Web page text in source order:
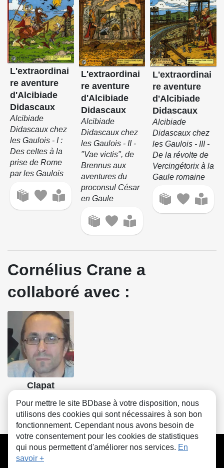
L'extraordinai
re aventure
d'Alcibiade
Didascaux
Alcibiade
Didascaux chez
les Gaulois - I :
Des celtes à la
prise de Rome
par les Gaulois
L'extraordinai
re aventure
d'Alcibiade
Didascaux
Alcibiade
Didascaux chez
les Gaulois - II -
"Vae victis", de
Brennus aux
aventures du
proconsul César
en Gaule
L'extraordinai
re aventure
d'Alcibiade
Didascaux
Alcibiade
Didascaux chez
les Gaulois - III -
De la révolte de
Vercingétorix à la
Gaule romaine
Cornélius Crane a
collaboré avec :
Clapat
CGU FAQ Contact Cookies
Pour mettre le site BDbase à votre disposition, nous
utilisons des cookies qui sont nécessaires à son bon
fonctionnement. Cependant nous avons besoin de
votre consentement pour les cookies de statistiques
qui nous permettent d'améliorer nos services. En
savoir +